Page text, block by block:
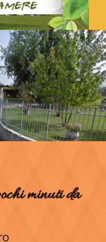
minuti da